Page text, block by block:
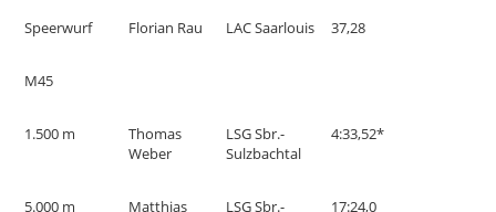
Speerwurf Florian Rau LAC Saarlouis 37,28
M45
1.500 m
Thomas
Weber
LSG Sbr.-
Sulzbachtal
4:33,52*
5.000 m Matthias LSG Sbr.- 17:24,0